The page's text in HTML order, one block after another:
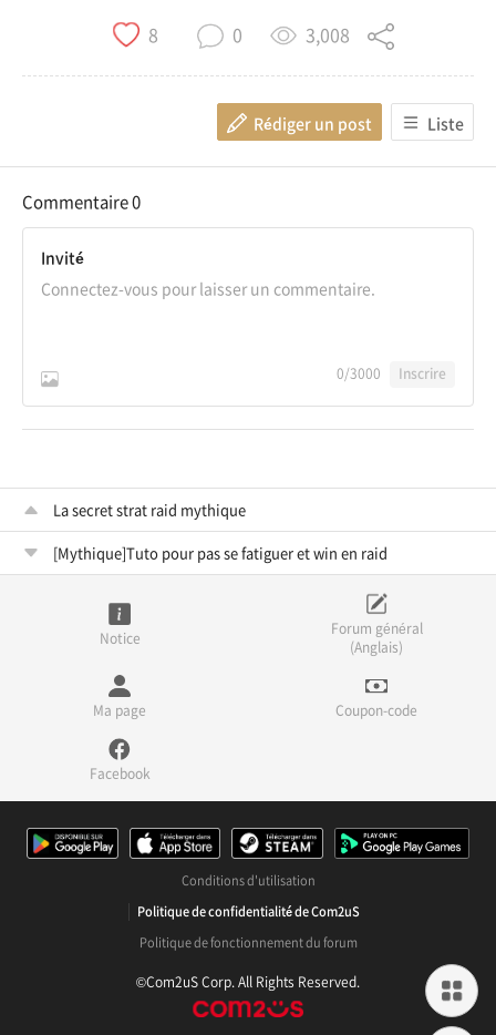
8 0 3,008
Rédiger un post Liste
Commentaire0
Invité
0/3000 Inscrire
La secret strat raid mythique
[Mythique]Tuto pour pas se fatiguer et win en raid
Notice
Forum général
(Anglais)
Ma page Coupon-code
Facebook
Conditions d'utilisation
Politique de confidentialité de Com2uS
Politique de fonctionnement du forum
©Com2uS Corp. All Rights Reserved.